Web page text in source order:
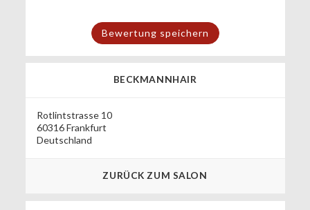
BECKMANNHAIR
Rotlintstrasse 10
60316 Frankfurt
Deutschland
ZURÜCK ZUM SALON